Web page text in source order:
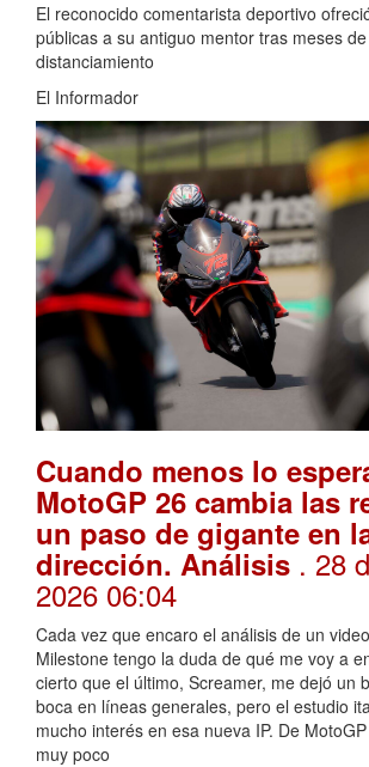
El reconocido comentarista deportivo
públicas a su antiguo mentor tras meses
distanciamiento
El Informador
Cuando menos lo
MotoGP 26 cambia las
un paso de gigante en
dirección. Análisis . 28
2026 06:04
Cada vez que encaro el análisis de un
Milestone tengo la duda de qué me voy a
cierto que el último, Screamer, me dejó un
boca en líneas generales, pero el estudio
mucho interés en esa nueva IP. De
muy poco